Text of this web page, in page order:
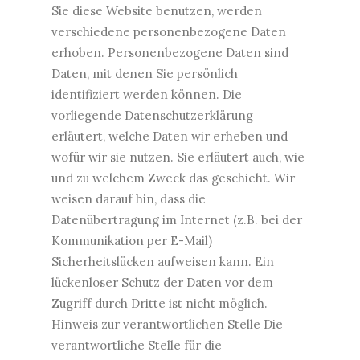
Sie diese Website benutzen, werden
verschiedene personenbezogene Daten
erhoben. Personenbezogene Daten sind
Daten, mit denen Sie persönlich
identifiziert werden können. Die
vorliegende Datenschutzerklärung
erläutert, welche Daten wir erheben und
wofür wir sie nutzen. Sie erläutert auch, wie
und zu welchem Zweck das geschieht. Wir
weisen darauf hin, dass die
Datenübertragung im Internet (z.B. bei der
Kommunikation per E-Mail)
Sicherheitslücken aufweisen kann. Ein
lückenloser Schutz der Daten vor dem
Zugriff durch Dritte ist nicht möglich.
Hinweis zur verantwortlichen Stelle Die
verantwortliche Stelle für die